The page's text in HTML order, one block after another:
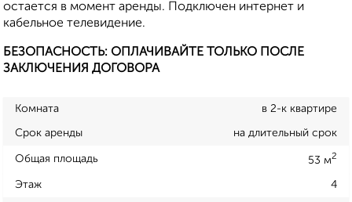
остается в момент аренды. Подключен интернет и
кабельное телевидение.
БЕЗОПАСНОСТЬ: ОПЛАЧИВАЙТЕ ТОЛЬКО ПОСЛЕ
ЗАКЛЮЧЕНИЯ ДОГОВОРА
Комната в 2-к квартире
Срок аренды на длительный срок
Общая площадь 53 м2
Этаж 4